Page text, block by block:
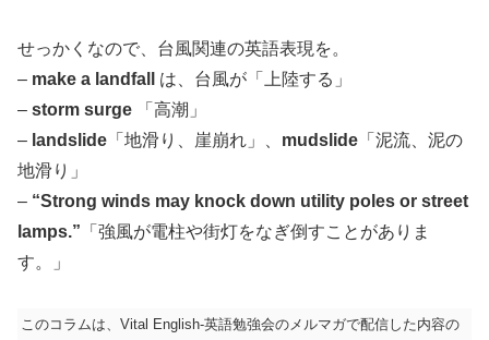
せっかくなので、台風関連の英語表現を。
– make a landfall
は、台風が「上陸する」
– storm surge 「高潮」
– landslide 「地滑り、崖崩れ」、 mudslide 「泥流、泥の
地滑り」
– “Strong winds may knock down utility poles or street
lamps.” 「強風が電柱や街灯をなぎ倒すことがありま
す。」
このコラムは、Vital English-英語勉強会のメルマガで配信した内容の